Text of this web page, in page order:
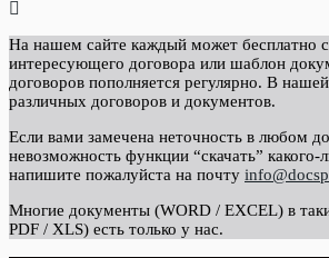
На нашем сайте каждый может бесплатно
интересующего договора или шаблон
договоров пополняется регулярно. В
различных договоров и документов.
Если вами замечена неточность в любом
невозможность функции “скачать” какого-
напишите пожалуйста на почту
Многие документы (WORD / EXCEL) в
PDF / XLS) есть только у нас.